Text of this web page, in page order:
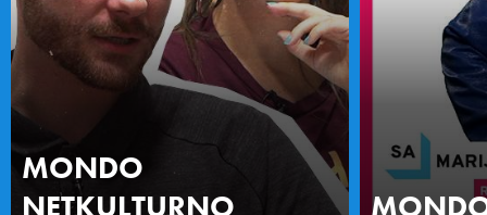
MONDO
NETKULTURNO